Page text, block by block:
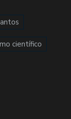
científico